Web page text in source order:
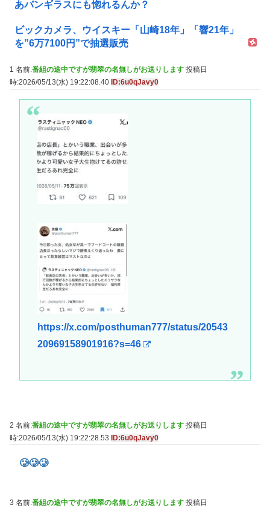
あバンギラスにも惚れるんか？
ビックカメラ、ウイスキー「山崎18年」「響21年」
を”6万7100円”で抽選販売
1 名前:番組の途中ですが翡翠の名無しがお送りします 投稿日
時:2026/05/13(水) 19:22:08.40 ID:6u0qJavy0
https://x.com/posthuman777/status/20543
20969158901916?s=46
2 名前:番組の途中ですが翡翠の名無しがお送りします 投稿日
時:2026/05/13(水) 19:22:28.53 ID:6u0qJavy0
🥲🥲🥲
3 名前:番組の途中ですが翡翠の名無しがお送りします 投稿日